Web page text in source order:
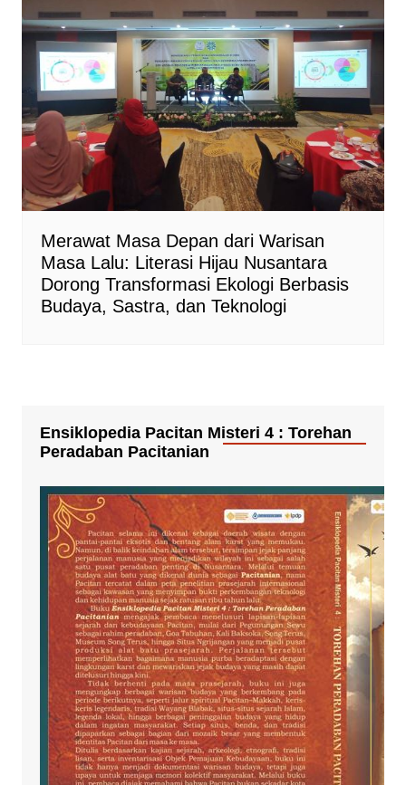
Merawat Masa Depan dari Warisan
Masa Lalu: Literasi Hijau Nusantara
Dorong Transformasi Ekologi Berbasis
Budaya, Sastra, dan Teknologi
Ensiklopedia Pacitan Misteri 4 : Torehan
Peradaban Pacitanian